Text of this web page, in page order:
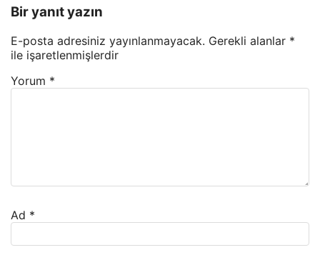
Bir yanıt yazın
E-posta adresiniz yayınlanmayacak. Gerekli alanlar *
ile işaretlenmişlerdir
Yorum *
Ad *